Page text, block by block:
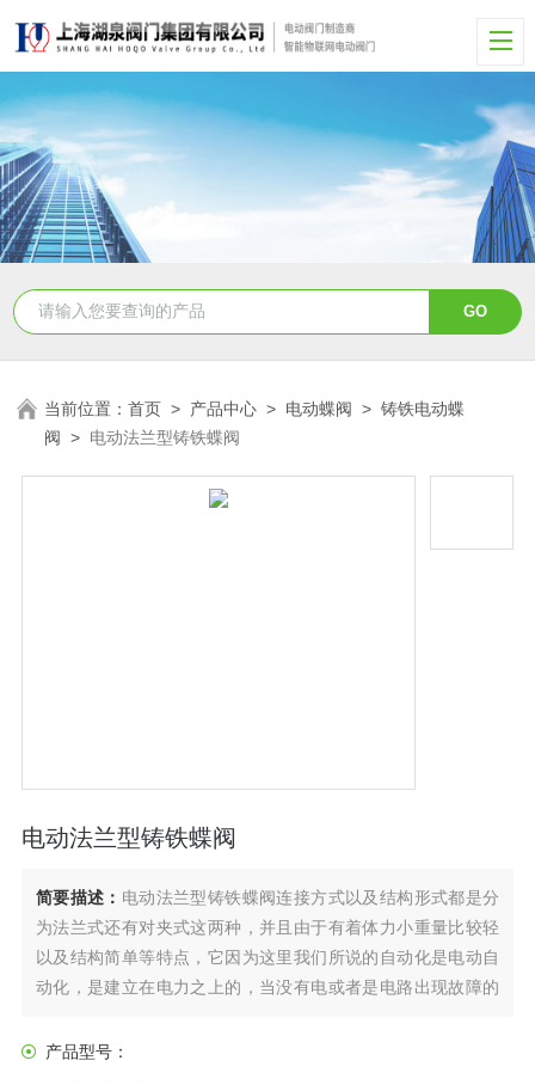
当前位置：首页 > 产品中心 > 电动蝶阀 >铸铁电动蝶
阀 > 电动法兰型铸铁蝶阀
电动法兰型铸铁蝶阀
简要描述： 电动法兰型铸铁蝶阀连接方式以及结构形式都是分
为法兰式还有对夹式这两种，并且由于有着体力小重量比较轻
以及结构简单等特点，它因为这里我们所说的自动化是电动自
动化，是建立在电力之上的，当没有电或者是电路出现故障的
十分简单的，并且我们日常生活中难免会出现停电的情况，当
产品型号：